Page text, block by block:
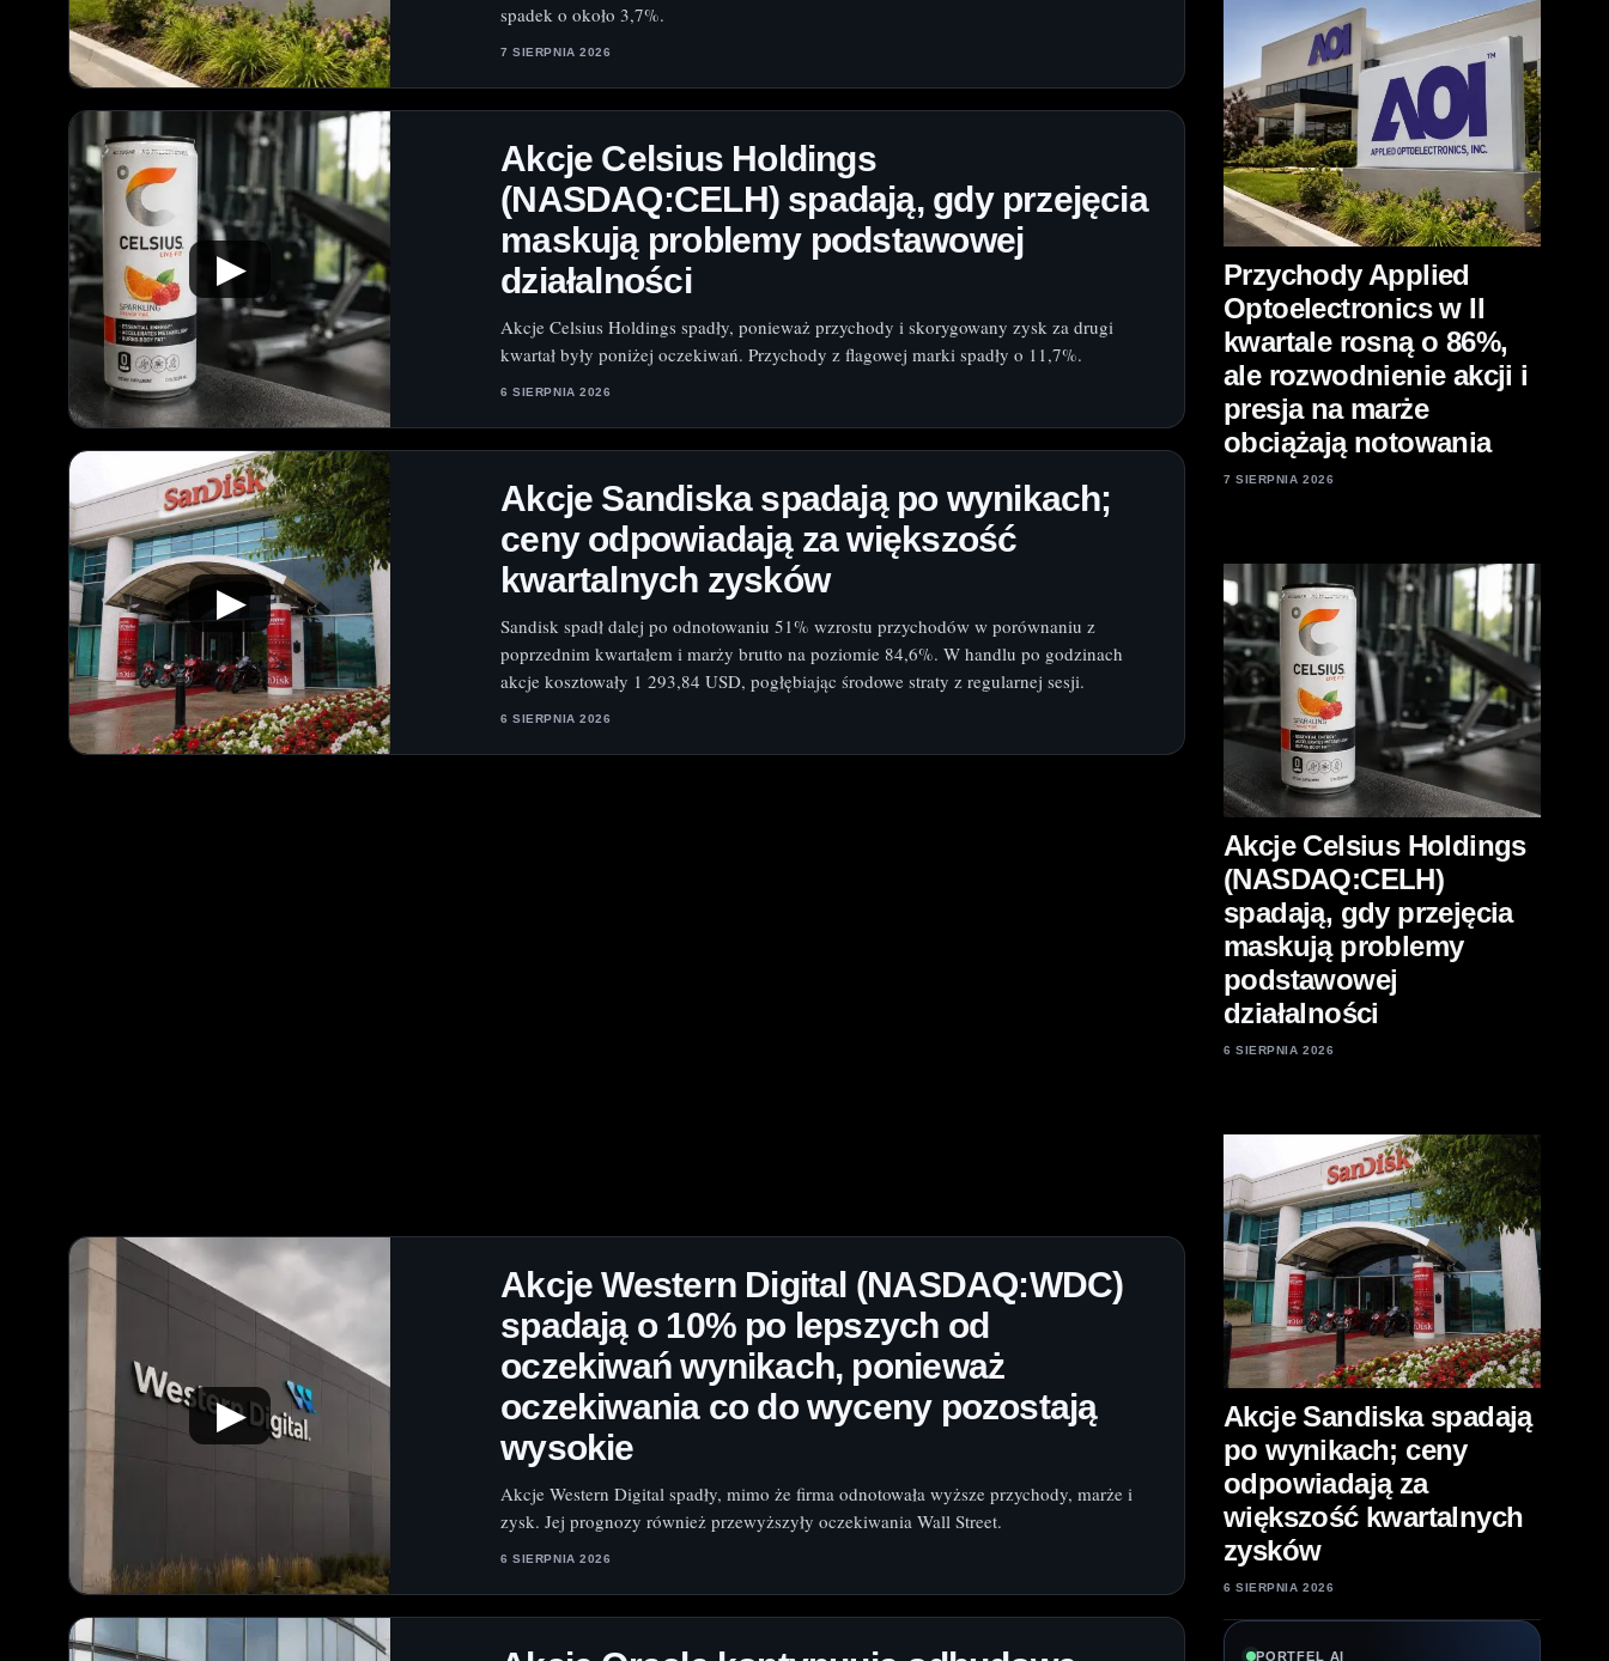
spadek o około 3,7%.
7 SIERPNIA 2026
▶
Akcje Celsius Holdings
(NASDAQ:CELH) spadają, gdy przejęcia
maskują problemy podstawowej
działalności
Akcje Celsius Holdings spadły, ponieważ przychody i skorygowany zysk za drugi
kwartał były poniżej oczekiwań. Przychody z flagowej marki spadły o 11,7%.
6 SIERPNIA 2026
▶
Akcje Sandiska spadają po wynikach;
ceny odpowiadają za większość
kwartalnych zysków
Sandisk spadł dalej po odnotowaniu 51% wzrostu przychodów w porównaniu z
poprzednim kwartałem i marży brutto na poziomie 84,6%. W handlu po godzinach
akcje kosztowały 1 293,84 USD, pogłębiając środowe straty z regularnej sesji.
6 SIERPNIA 2026
▶
Akcje Western Digital (NASDAQ:WDC)
spadają o 10% po lepszych od
oczekiwań wynikach, ponieważ
oczekiwania co do wyceny pozostają
wysokie
Akcje Western Digital spadły, mimo że firma odnotowała wyższe przychody, marże i
zysk. Jej prognozy również przewyższyły oczekiwania Wall Street.
6 SIERPNIA 2026
Przychody Applied
Optoelectronics w II
kwartale rosną o 86%,
ale rozwodnienie akcji i
presja na marże
obciążają notowania
7 SIERPNIA 2026
Akcje Celsius Holdings
(NASDAQ:CELH)
spadają, gdy przejęcia
maskują problemy
podstawowej
działalności
6 SIERPNIA 2026
Akcje Sandiska spadają
po wynikach; ceny
odpowiadają za
większość kwartalnych
zysków
6 SIERPNIA 2026
PORTFEL AI